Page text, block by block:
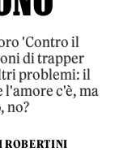
'Contro il
di trapper
problemi: il
l'amore c'è, ma
no?
ROBERTINI